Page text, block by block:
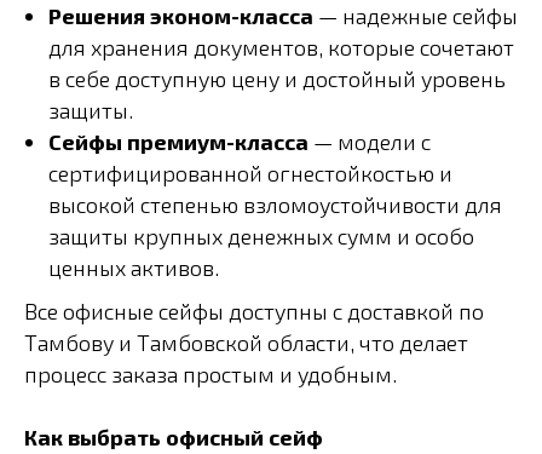
Решения эконом-класса — надежные сейфы
для хранения документов, которые сочетают
в себе доступную цену и достойный уровень
защиты.
Сейфы премиум-класса — модели с
сертифицированной огнестойкостью и
высокой степенью взломоустойчивости для
защиты крупных денежных сумм и особо
ценных активов.
Все офисные сейфы доступны с доставкой по
Тамбову и Тамбовской области, что делает
процесс заказа простым и удобным.
Как выбрать офисный сейф